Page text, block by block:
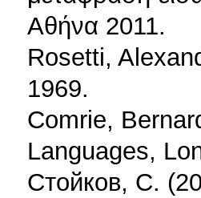
Αθήνα 2011.
Rosetti,
1969.
Comrie,
Languages,
Стойков, С.